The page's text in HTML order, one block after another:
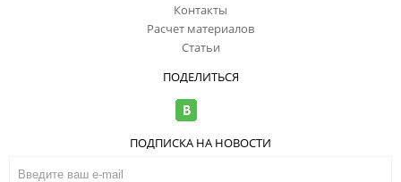
Контакты
Расчет материалов
Статьи
ПОДЕЛИТЬСЯ
ПОДПИСКА НА НОВОСТИ